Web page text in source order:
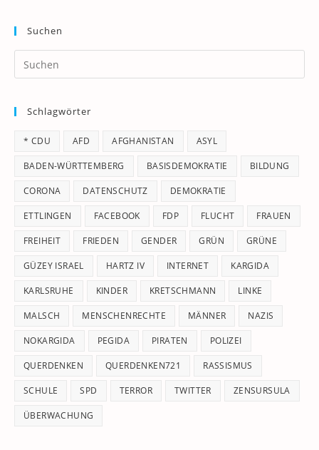
Suchen
Schlagwörter
* CDU AFD AFGHANISTAN ASYL
BADEN-WÜRTTEMBERG BASISDEMOKRATIE BILDUNG
CORONA DATENSCHUTZ DEMOKRATIE
ETTLINGEN FACEBOOK FDP FLUCHT FRAUEN
FREIHEIT FRIEDEN GENDER GRÜN GRÜNE
GÜZEY ISRAEL HARTZ IV INTERNET KARGIDA
KARLSRUHE KINDER KRETSCHMANN LINKE
MALSCH MENSCHENRECHTE MÄNNER NAZIS
NOKARGIDA PEGIDA PIRATEN POLIZEI
QUERDENKEN QUERDENKEN721 RASSISMUS
SCHULE SPD TERROR TWITTER ZENSURSULA
ÜBERWACHUNG